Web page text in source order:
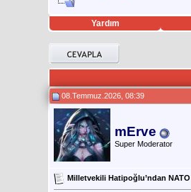
Yardım
twitter retweet hilesi
08.Temmuz.2026, 08:39
mErve
Super Moderator
Milletvekili Hatipoğlu’ndan